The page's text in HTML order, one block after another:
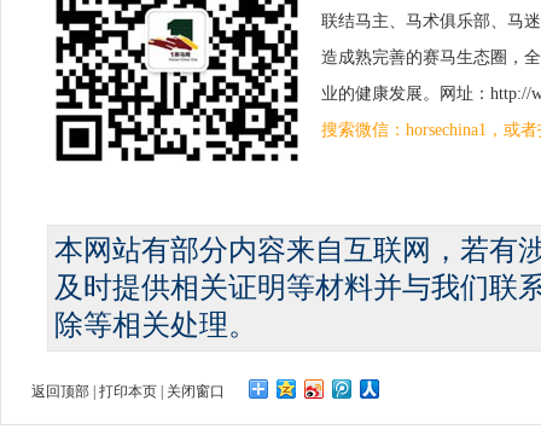
联结马主、马术俱乐部、马
造成熟完善的赛马生态圈，
业的健康发展。网址：http://
搜索微信：horsechina1，或
本网站有部分内容来自互联网，若有
及时提供相关证明等材料并与我们联
除等相关处理。
返回顶部 打印本页 关闭窗口